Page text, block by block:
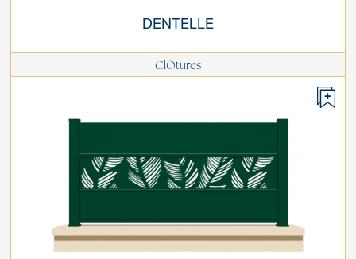
DENTELLE
ClÔtures